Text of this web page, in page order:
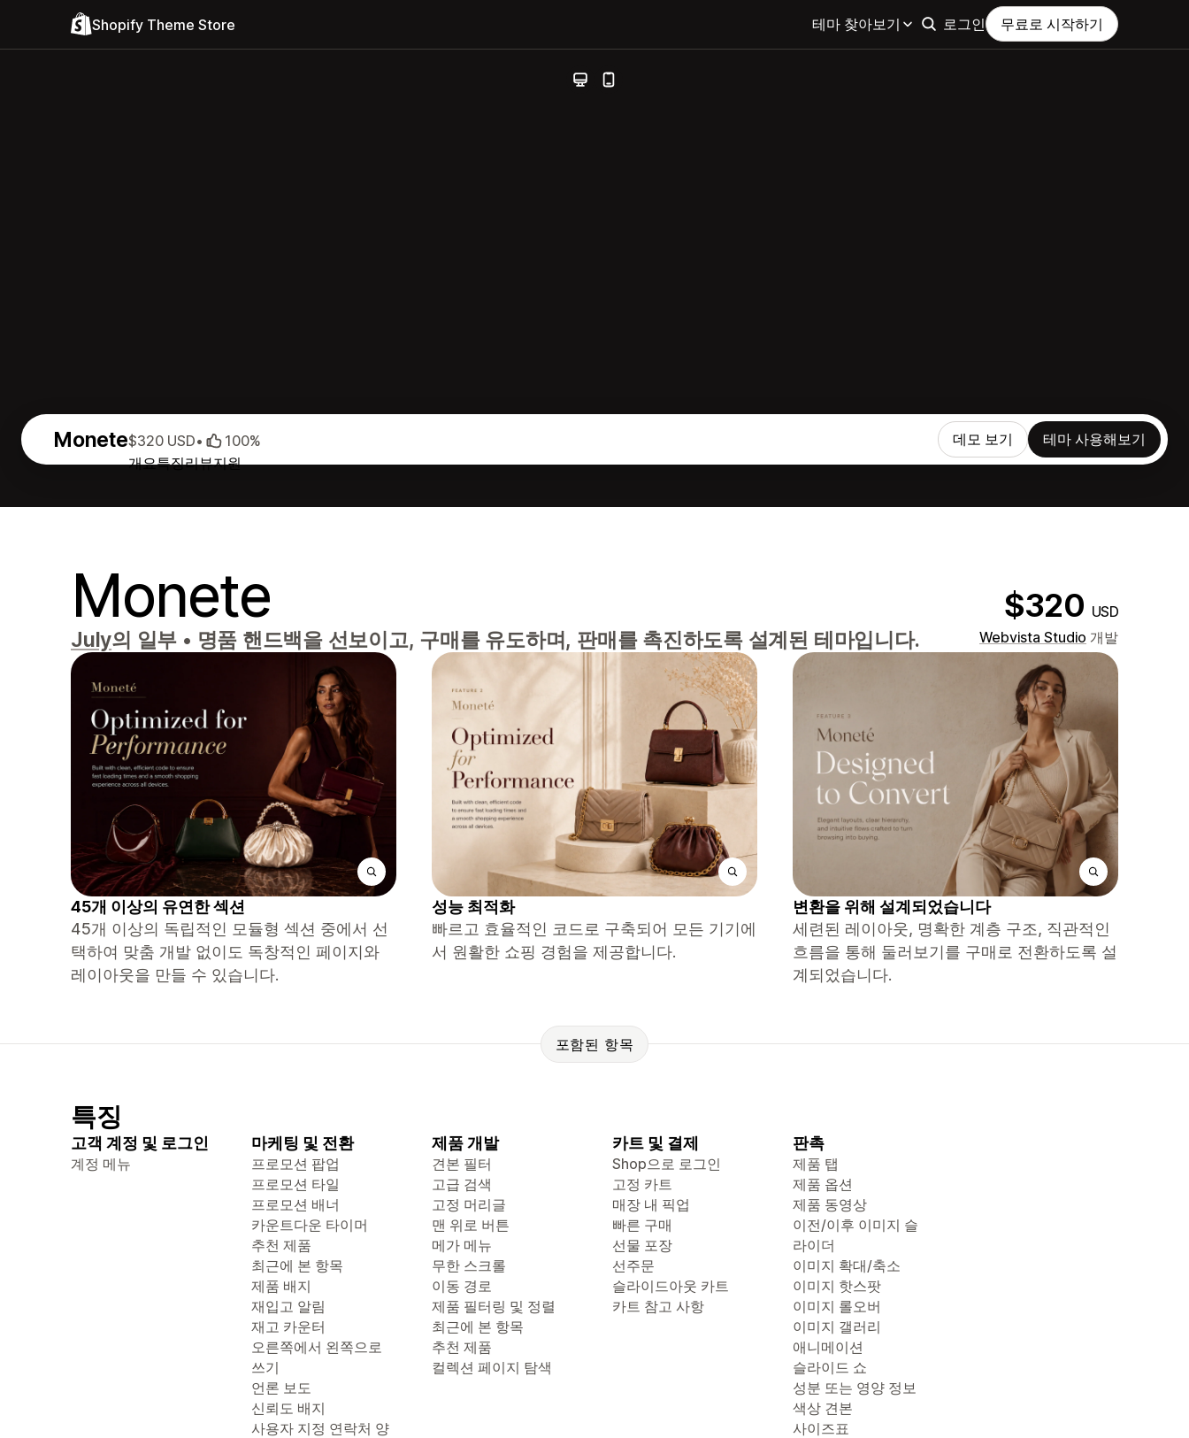
Shopify Theme Store 테마 찾아보기 로그인 무료로 시작하기
Monete
개요특징리뷰지원
$320 USD• 100% 데모 보기 테마 사용해보기
Monete $320 USD
July의 일부 • 명품 핸드백을 선보이고, 구매를 유도하며, 판매를 촉진하도록 설계된 테마입니다. Webvista Studio 개발
45개 이상의 유연한 섹션
45개 이상의 독립적인 모듈형 섹션 중에서 선
택하여 맞춤 개발 없이도 독창적인 페이지와
레이아웃을 만들 수 있습니다.
성능 최적화
빠르고 효율적인 코드로 구축되어 모든 기기에
서 원활한 쇼핑 경험을 제공합니다.
변환을 위해 설계되었습니다
세련된 레이아웃, 명확한 계층 구조, 직관적인
흐름을 통해 둘러보기를 구매로 전환하도록 설
계되었습니다.
포함된 항목
특징
고객 계정 및 로그인
계정 메뉴
마케팅 및 전환
프로모션 팝업
프로모션 타일
프로모션 배너
카운트다운 타이머
추천 제품
최근에 본 항목
제품 배지
재입고 알림
재고 카운터
오른쪽에서 왼쪽으로
쓰기
언론 보도
신뢰도 배지
사용자 지정 연락처 양
제품 개발
견본 필터
고급 검색
고정 머리글
맨 위로 버튼
메가 메뉴
무한 스크롤
이동 경로
제품 필터링 및 정렬
최근에 본 항목
추천 제품
컬렉션 페이지 탐색
카트 및 결제
Shop으로 로그인
고정 카트
매장 내 픽업
빠른 구매
선물 포장
선주문
슬라이드아웃 카트
카트 참고 사항
판촉
제품 탭
제품 옵션
제품 동영상
이전/이후 이미지 슬
라이더
이미지 확대/축소
이미지 핫스팟
이미지 롤오버
이미지 갤러리
애니메이션
슬라이드 쇼
성분 또는 영양 정보
색상 견본
사이즈표